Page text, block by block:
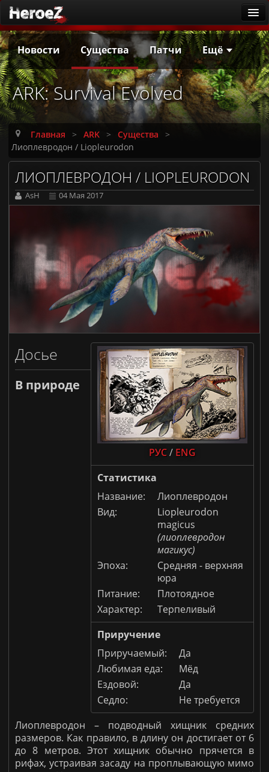
ARK
Новости
Существа
Патчи
Гайды
Калькулятор приручения
Заметки первопроходцев
Она ждёт
Игровые серверы
ARK: Survival Ascended [PvE]
ARK: Survival Evolved [PvE]
Донат
Правила
Новости Существа Патчи Ещё
ARK: Survival Evolved
Главная > ARK > Существа
>
Лиоплевродон / Liopleurodon
ЛИОПЛЕВРОДОН / LIOPLEURODON
AsH 04 Мая 2017
РУС/ ENG
Статистика
Название:
Лиоплевродон
Вид:
Liopleurodon
magicus
(лиоплевродон
магикус)
Эпоха:
Средняя - верхняя
юра
Питание:
Плотоядное
Характер:
Терпеливый
Приручение
Приручаемый:
Да
Любимая еда:
Мёд
Ездовой:
Да
Седло:
Не требуется
Досье
В природе
Лиоплевродон – подводный хищник средних
размеров. Как правило, в длину он достигает от 6
до 8 метров. Этот хищник обычно прячется в
рифах, устраивая засаду на проплывающую мимо